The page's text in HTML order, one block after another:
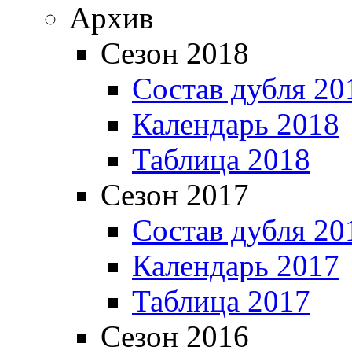
Архив
Сезон 2018
Состав дубля
Календарь 2018
Таблица 2018
Сезон 2017
Состав дубля
Календарь 2017
Таблица 2017
Сезон 2016